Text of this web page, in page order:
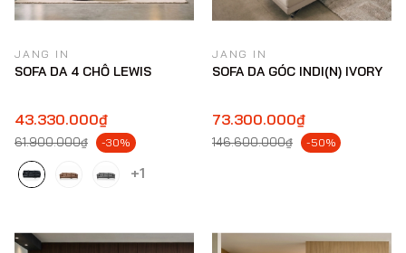
JANG IN
SOFA DA 4 CHỖ LEWIS
43.330.000₫
61.900.000₫ -30%
+1
JANG IN
SOFA DA GÓC INDI(N) IVORY
73.300.000₫
146.600.000₫ -50%